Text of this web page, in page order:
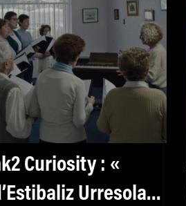
Curiosity : «
Urresola